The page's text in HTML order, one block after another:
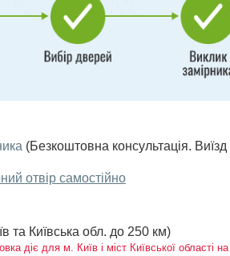
(Безкоштовна консультація.
отвір самостійно
та Київська обл. до 250 км)
діє для м. Київ і міст Київської області